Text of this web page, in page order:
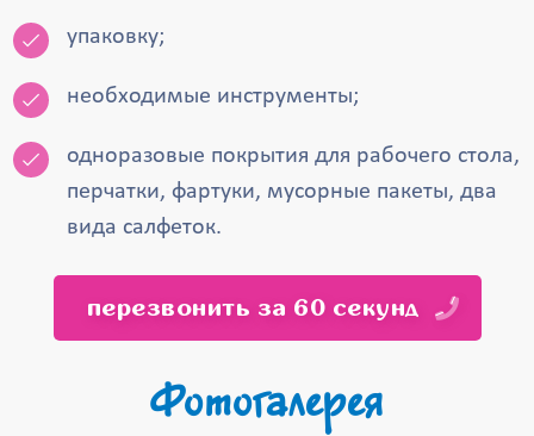
упаковку;
необходимые инструменты;
одноразовые покрытия для рабочего стола,
перчатки, фартуки, мусорные пакеты, два
вида салфеток.
перезвонить за 60 секунд
Фотогалерея